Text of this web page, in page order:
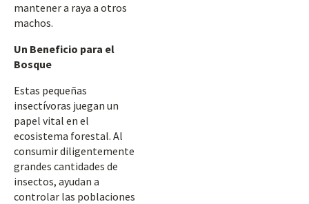
mantener a raya a otros
machos.
Un Beneficio para el
Bosque
Estas pequeñas
insectívoras juegan un
papel vital en el
ecosistema forestal. Al
consumir diligentemente
grandes cantidades de
insectos, ayudan a
controlar las poblaciones